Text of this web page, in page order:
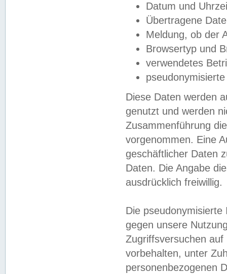
Datum und
Übertragene
Meldung, ob der
Browsertyp und
verwendetes
Diese Daten werden
genutzt und werden
Zusammenführung
vorgenommen. Eine
geschäftlicher Daten
Daten. Die Angabe
ausdrücklich freiwillig.
Die
gegen unsere
Zugriffsversuchen
vorbehalten, unter
personenbezogenen